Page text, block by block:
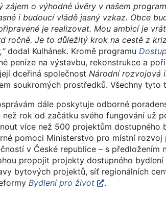
zájem o výhodné úvěry v našem
i budoucí vládě jasný vzkaz. Obce
je realizovat. Mou ambicí je
ročně. Je to důležitý krok na cestě z
dodal Kulhánek. Kromě programu
peníze na výstavbu, rekonstrukce a
dceřiná společnost Národní rozvojová
soukromých prostředků. Všechny
dále poskytuje odborné
než rok od začátku svého fungování už
více než 500 projektům dostupného
pomoci Ministerstvo pro místní
v České republice – s
propojit projekty dostupného
bytových projektů, síť regionálních
Bydlení pro život
.